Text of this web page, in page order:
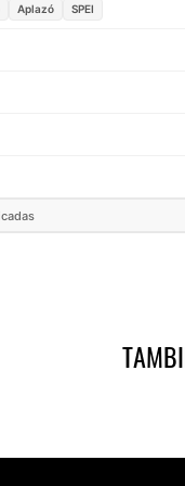
Aplazó SPEI
OXXO, o hasta en 6